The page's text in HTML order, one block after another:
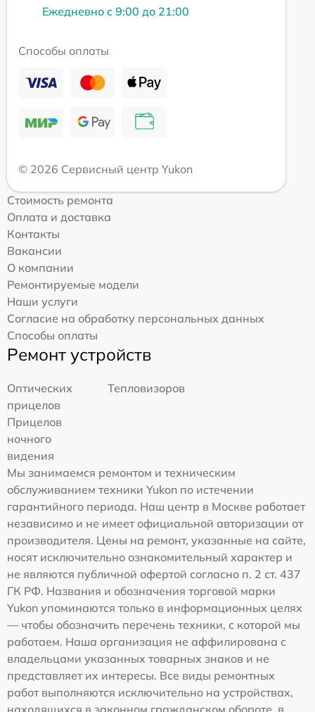
Ежедневно с 9:00 до 21:00
Способы оплаты
© 2026 Сервисный центр Yukon
Стоимость ремонта
Оплата и доставка
Контакты
Вакансии
О компании
Ремонтируемые модели
Наши услуги
Согласие на обработку персональных данных
Способы оплаты
Ремонт устройств
Оптических
прицелов
Тепловизоров
Прицелов
ночного
видения
Мы занимаемся ремонтом и техническим
обслуживанием техники Yukon по истечении
гарантийного периода. Наш центр в Москве работает
независимо и не имеет официальной авторизации от
производителя. Цены на ремонт, указанные на сайте,
носят исключительно ознакомительный характер и
не являются публичной офертой согласно п. 2 ст. 437
ГК РФ. Названия и обозначения торговой марки
Yukon упоминаются только в информационных целях
— чтобы обозначить перечень техники, с которой мы
работаем. Наша организация не аффилирована с
владельцами указанных товарных знаков и не
представляет их интересы. Все виды ремонтных
работ выполняются исключительно на устройствах,
находящихся в законном гражданском обороте, в